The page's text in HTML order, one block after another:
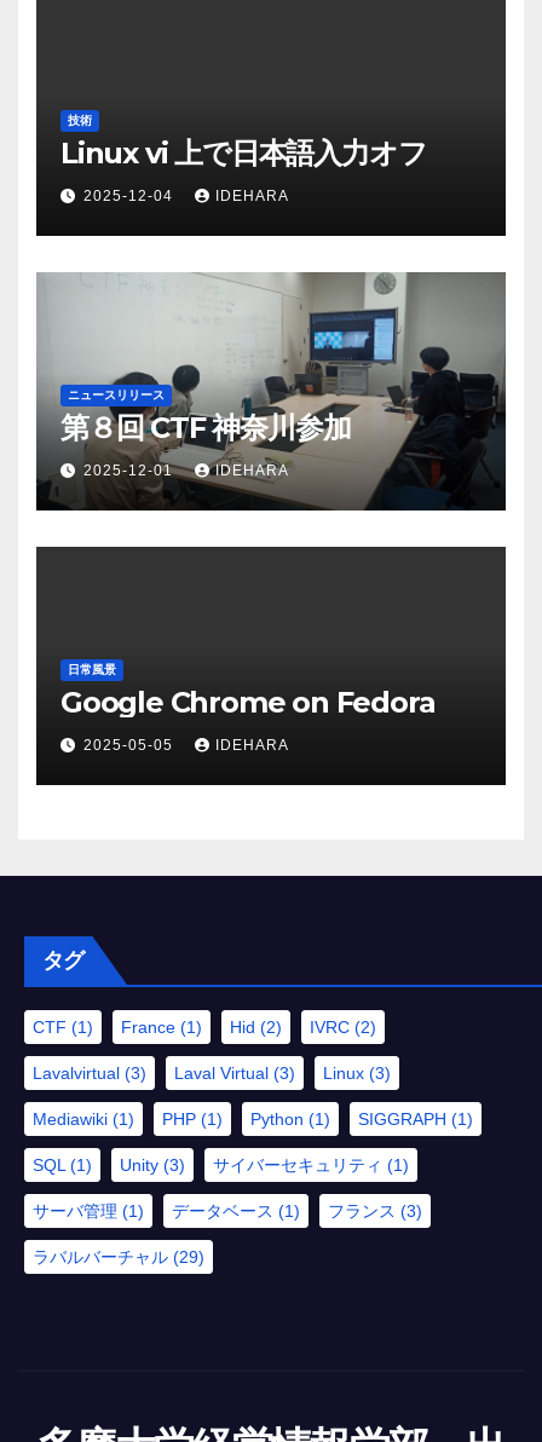
技術
Linux vi 上で日本語入力オフ
2025-12-04 IDEHARA
ニュースリリース
第８回 CTF 神奈川参加
2025-12-01 IDEHARA
日常風景
Google Chrome on Fedora
2025-05-05 IDEHARA
タグ
CTF (1) France (1) Hid (2) IVRC (2)
Lavalvirtual (3) Laval Virtual (3) Linux (3)
Mediawiki (1) PHP (1) Python (1) SIGGRAPH (1)
SQL (1) Unity (3) サイバーセキュリティ (1)
サーバ管理 (1) データベース (1) フランス (3)
ラバルバーチャル (29)